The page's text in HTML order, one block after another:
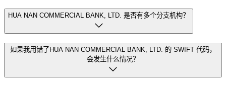
HUA NAN COMMERCIAL BANK, LTD. 是否有多个分支机构？
如果我用错了HUA NAN COMMERCIAL BANK, LTD. 的 SWIFT 代码，
会发生什么情况？